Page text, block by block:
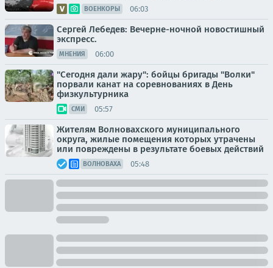
ВОЕНКОРЫ 06:03
Сергей Лебедев: Вечерне-ночной новостишный
экспресс.
МНЕНИЯ 06:00
"Сегодня дали жару": бойцы бригады "Волки"
порвали канат на соревнованиях в День
физкультурника
СМИ 05:57
Жителям Волновахского муниципального
округа, жилые помещения которых утрачены
или повреждены в результате боевых действий
ВОЛНОВАХА 05:48